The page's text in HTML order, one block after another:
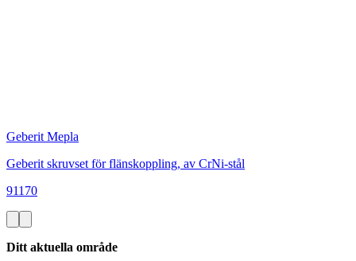
Geberit Mepla
Geberit skruvset för flänskoppling, av CrNi-stål
91170
Ditt aktuella område